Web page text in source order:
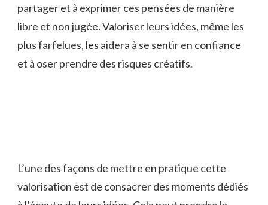
partager et à exprimer ces⁢ pensées de ⁣manière
⁢libre et‍ non jugée. ⁣Valoriser ‍leurs idées, même les
plus‌ farfelues,⁣ les aidera à se ‌sentir en‌ confiance
et à oser prendre des risques créatifs.
L’une des‌ façons de mettre en pratique cette⁣
valorisation est de consacrer des‍ moments dédiés